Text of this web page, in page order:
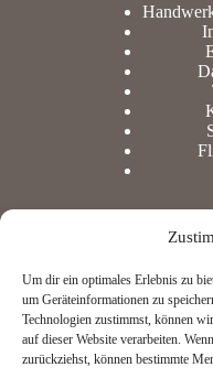
Um dir ein optimales Erlebnis zu
um Geräteinformationen zu
Technologien zustimmst, können
auf dieser Website verarbeiten.
zurückziehst, können bestimmte